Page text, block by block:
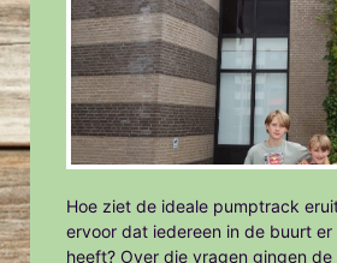
Hoe ziet de ideale pumptrack
ervoor dat iedereen in de buurt er
heeft? Over die vragen gingen de